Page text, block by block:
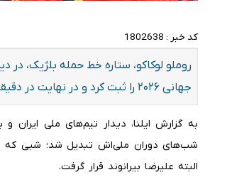
کد خبر : 1802638
روملو لوکاکو، ستاره خط حمله بلژیک،
جهانی ۲۰۲۶ را ثبت کرد و در نهایت در دقیقه ۷۳ از زمین مسابقه خارج شد.
شب‌های دوران ملی‌اش تبدیل شد؛ شبی که
البته علیرضا بیرانوند قرار گرفت.